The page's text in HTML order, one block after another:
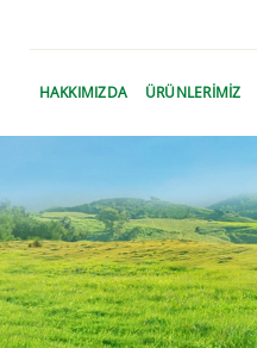
HAKKIMIZDA ÜRÜNLERİMİZ